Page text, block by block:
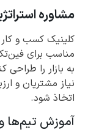
مشاوره
کلینیک کسب و
مناسب برای
به بازار را
نیاز مشتریان و
اتخاذ شود.
آموزش تیم‌ها